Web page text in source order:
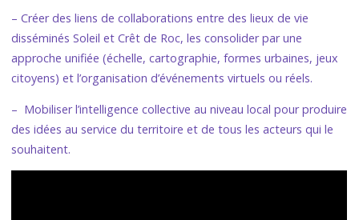
– Créer des liens de collaborations entre des lieux de vie
disséminés Soleil et Crêt de Roc, les consolider par une
approche unifiée (échelle, cartographie, formes urbaines, jeux
citoyens) et l’organisation d’événements virtuels ou réels.
– Mobiliser l’intelligence collective au niveau local pour produire
des idées au service du territoire et de tous les acteurs qui le
souhaitent.